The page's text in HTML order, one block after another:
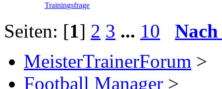
Trainingsfrage
Seiten: [1] 2 3 ... 10
MeisterTrainerForum >
Football Manager >